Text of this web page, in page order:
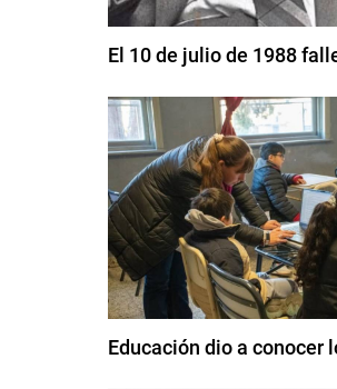
El 10 de julio de 1988
Educación dio a conocer